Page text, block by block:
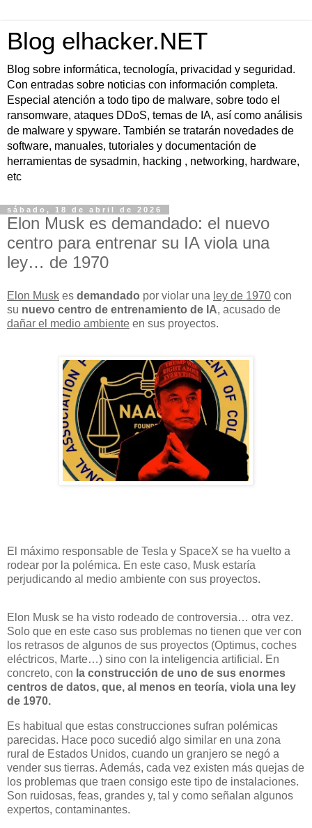
Blog elhacker.NET
Blog sobre informática, tecnología, privacidad y seguridad.
Con entradas sobre noticias con información completa.
Especial atención a todo tipo de malware, sobre todo el
ransomware, ataques DDoS, temas de IA, así como análisis
de malware y spyware. También se tratarán novedades de
software, manuales, tutoriales y documentación de
herramientas de sysadmin, hacking , networking, hardware,
etc
sábado, 18 de abril de 2026
Elon Musk es demandado: el nuevo
centro para entrenar su IA viola una
ley… de 1970
Elon Musk es demandado por violar una ley de 1970 con
su nuevo centro de entrenamiento de IA, acusado de
dañar el medio ambiente en sus proyectos.
El máximo responsable de Tesla y SpaceX se ha vuelto a
rodear por la polémica. En este caso, Musk estaría
perjudicando al medio ambiente con sus proyectos.
Elon Musk se ha visto rodeado de controversia… otra vez.
Solo que en este caso sus problemas no tienen que ver con
los retrasos de algunos de sus proyectos (Optimus, coches
eléctricos, Marte…) sino con la inteligencia artificial. En
concreto, con la construcción de uno de sus enormes
centros de datos, que, al menos en teoría, viola una ley
de 1970.
Es habitual que estas construcciones sufran polémicas
parecidas. Hace poco sucedió algo similar en una zona
rural de Estados Unidos, cuando un granjero se negó a
vender sus tierras. Además, cada vez existen más quejas de
los problemas que traen consigo este tipo de instalaciones.
Son ruidosas, feas, grandes y, tal y como señalan algunos
expertos, contaminantes.